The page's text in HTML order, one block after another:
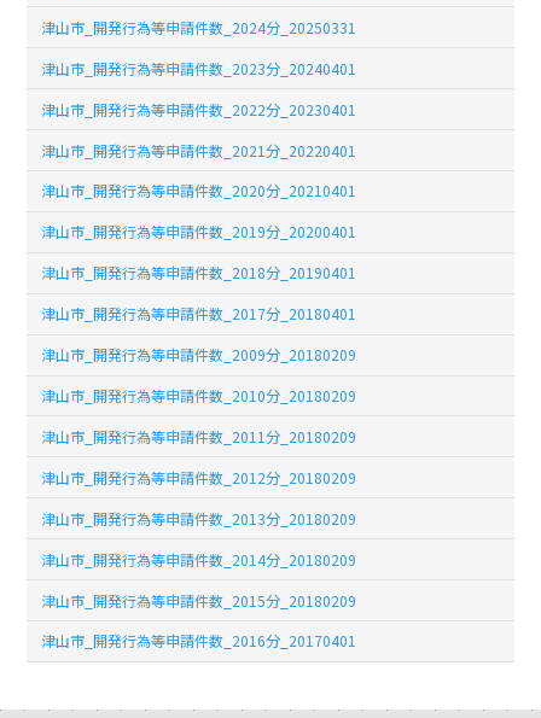
津山市_開発行為等申請件数_2024分_20250331
津山市_開発行為等申請件数_2023分_20240401
津山市_開発行為等申請件数_2022分_20230401
津山市_開発行為等申請件数_2021分_20220401
津山市_開発行為等申請件数_2020分_20210401
津山市_開発行為等申請件数_2019分_20200401
津山市_開発行為等申請件数_2018分_20190401
津山市_開発行為等申請件数_2017分_20180401
津山市_開発行為等申請件数_2009分_20180209
津山市_開発行為等申請件数_2010分_20180209
津山市_開発行為等申請件数_2011分_20180209
津山市_開発行為等申請件数_2012分_20180209
津山市_開発行為等申請件数_2013分_20180209
津山市_開発行為等申請件数_2014分_20180209
津山市_開発行為等申請件数_2015分_20180209
津山市_開発行為等申請件数_2016分_20170401